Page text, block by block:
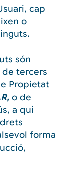
cap
o
són
de tercers
Propietat
o de
a qui
forma